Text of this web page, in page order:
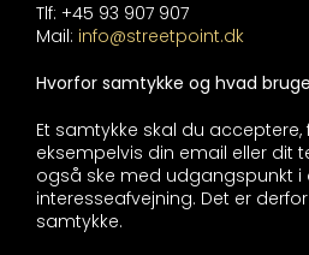
Tlf: +45 93 907 907
Mail: info@streetpoint.dk
Hvorfor samtykke og hvad
Et samtykke skal du
eksempelvis din email eller dit
også ske med udgangspunkt i
interesseafvejning. Det er
samtykke.